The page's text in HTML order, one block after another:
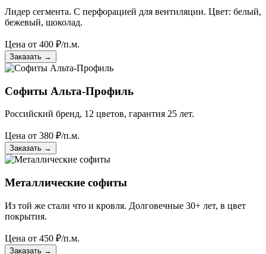
Лидер сегмента. С перфорацией для вентиляции. Цвет: белый,
бежевый, шоколад.
Цена от 400 ₽/п.м.
Заказать →
Софиты Альта-Профиль
Российский бренд, 12 цветов, гарантия 25 лет.
Цена от 380 ₽/п.м.
Заказать →
Металлические софиты
Из той же стали что и кровля. Долговечные 30+ лет, в цвет
покрытия.
Цена от 450 ₽/п.м.
Заказать →